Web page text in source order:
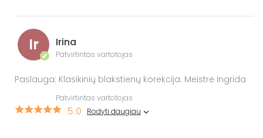
Ir
✔
Irina
Patvirtintas vartotojas
Paslauga: Klasikinių blakstienų korekcija. Meistrė Ingrida
Patvirtintas vartotojas
5.0 Rodyti daugiau